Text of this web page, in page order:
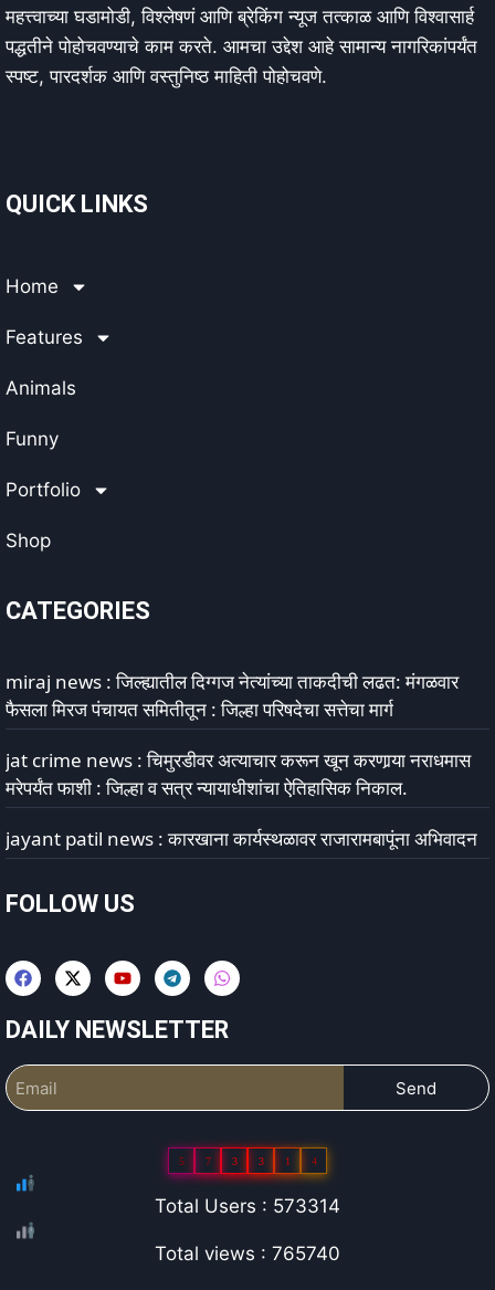
महत्त्वाच्या घडामोडी, विश्लेषणं आणि ब्रेकिंग न्यूज तत्काळ आणि विश्वासार्ह
पद्धतीने पोहोचवण्याचे काम करते. आमचा उद्देश आहे सामान्य नागरिकांपर्यंत
स्पष्ट, पारदर्शक आणि वस्तुनिष्ठ माहिती पोहोचवणे.
QUICK LINKS
Home
Features
Animals
Funny
Portfolio
Shop
CATEGORIES
miraj news : जिल्ह्यातील दिग्गज नेत्यांच्या ताकदीची लढत: मंगळवार
फैसला मिरज पंचायत समितीतून : जिल्हा परिषदेचा सत्तेचा मार्ग
jat crime news : चिमुरडीवर अत्याचार करून खून करणार्‍या नराधमास
मरेपर्यंत फाशी : जिल्हा व सत्र न्यायाधीशांचा ऐतिहासिक निकाल.
jayant patil news : कारखाना कार्यस्थळावर राजारामबापूंना अभिवादन
FOLLOW US
DAILY NEWSLETTER
Send
5 7 3 3 1 4
Total Users : 573314
Total views : 765740